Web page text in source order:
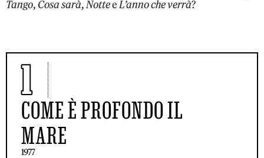
Tango, Cosa sarà,NotteeL’anno che verrà?
1
COME È PROFONDO IL
MARE
1977